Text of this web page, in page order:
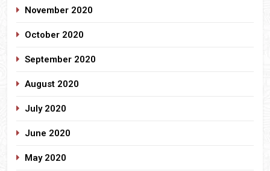
November 2020
October 2020
September 2020
August 2020
July 2020
June 2020
May 2020